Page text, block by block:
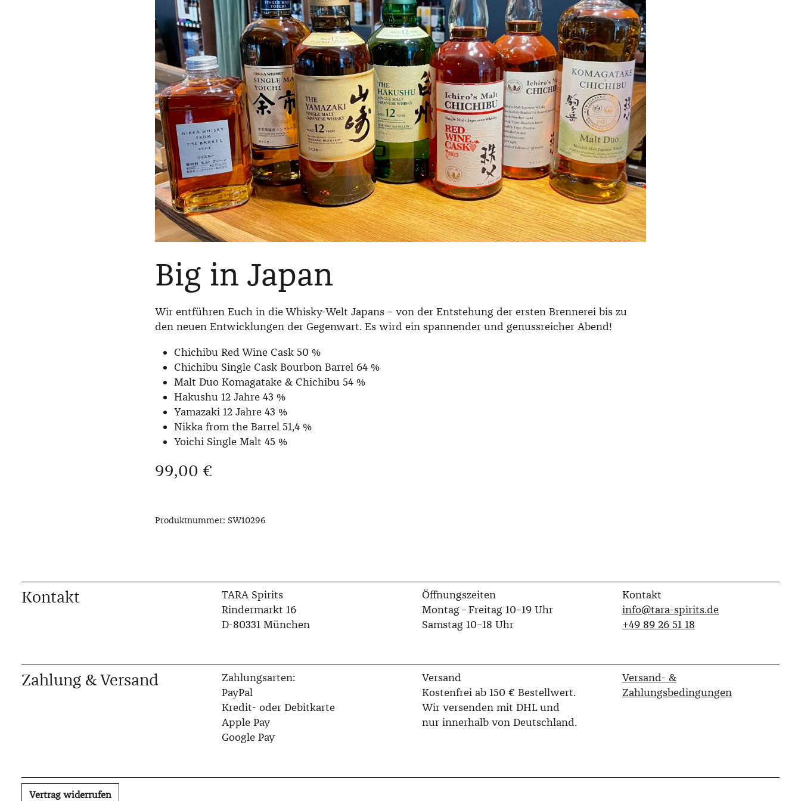
Big in Japan
Wir entführen Euch in die Whisky-Welt Japans – von der Entstehung der ersten Brennerei bis zu
den neuen Entwicklungen der Gegenwart. Es wird ein spannender und genussreicher Abend!
Chichibu Red Wine Cask 50 %
Chichibu Single Cask Bourbon Barrel 64 %
Malt Duo Komagatake & Chichibu 54 %
Hakushu 12 Jahre 43 %
Yamazaki 12 Jahre 43 %
Nikka from the Barrel 51,4 %
Yoichi Single Malt 45 %
Regulärer Preis:
99,00 €
Produktnummer: SW10296
Kontakt
TARA Spirits
Rindermarkt 16
D-80331 München
Öffnungszeiten
Montag – Freitag 10–19 Uhr
Samstag 10–18 Uhr
Kontakt
info@tara-spirits.de
‭+49 89 26 51 18‬
Zahlung & Versand
Zahlungsarten:
PayPal
Kredit- oder Debitkarte
Apple Pay
Google Pay
Versand
Kostenfrei ab 150 € Bestellwert.
Wir versenden mit DHL und
nur innerhalb von Deutschland.
Versand- &
Zahlungsbedingungen
Vertrag widerrufen